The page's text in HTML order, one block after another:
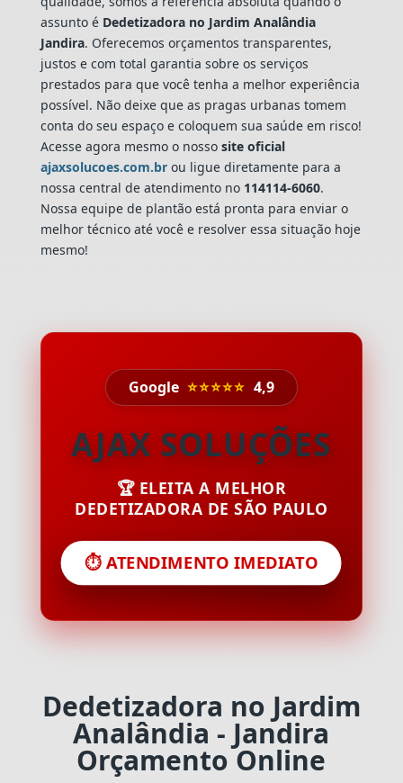
assunto é Dedetizadora no Jardim Analândia
Jandira. Oferecemos orçamentos transparentes,
justos e com total garantia sobre os serviços
prestados para que você tenha a melhor experiência
possível. Não deixe que as pragas urbanas tomem
conta do seu espaço e coloquem sua saúde em risco!
Acesse agora mesmo o nossosite oficial
ajaxsolucoes.com.brou ligue diretamente para a
nossa central de atendimento no 114114-6060.
Nossa equipe de plantão está pronta para enviar o
melhor técnico até você e resolver essa situação hoje
mesmo!
Google ⭐⭐⭐⭐⭐ 4,9
AJAX SOLUÇÕES
🏆 ELEITA A MELHOR
DEDETIZADORA DE SÃO PAULO
⏱️ ATENDIMENTO IMEDIATO
Dedetizadora no Jardim
Analândia - Jandira
Orçamento Online